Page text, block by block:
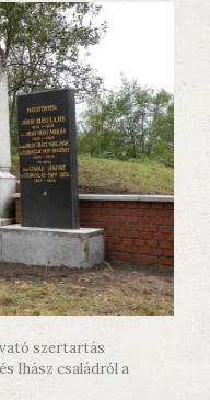
szertartás
Ihász családról a